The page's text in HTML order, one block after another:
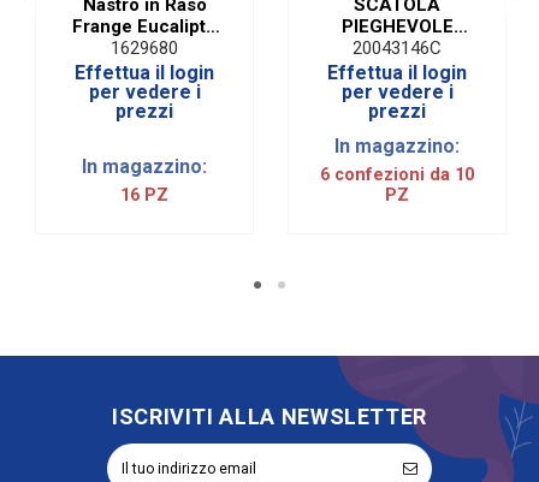
Nastro in Raso
Frange Eucalipto
25 M da 40 mm
1629680
Effettua il login
per vedere i
prezzi
In magazzino:
16 PZ
SCATOLA
PIEGHEVOLE
SETA AVORIO
10X10X6 (10
PEZZI)
20043146C
Effettua il login
per vedere i
prezzi
In magazzino:
6 confezioni da 10
PZ
ISCRIVITI ALLA NEWSLETTER